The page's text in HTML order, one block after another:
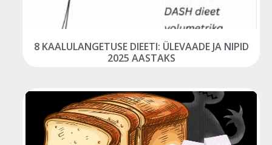
8 KAALULANGETUSE DIEETI: ÜLEVAADE JA NIPID
2025 AASTAKS